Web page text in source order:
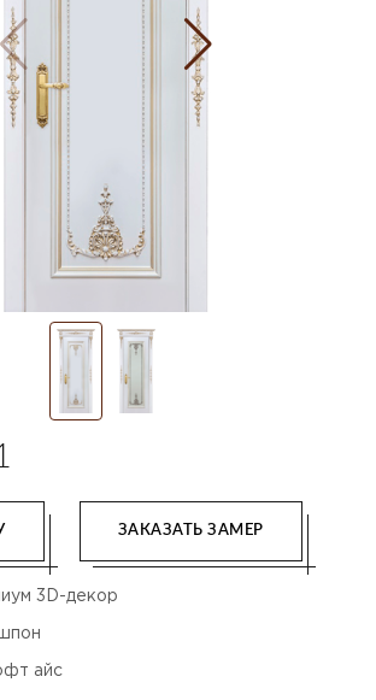
ЗАКАЗАТЬ ЗАМЕР
3D-декор
айс